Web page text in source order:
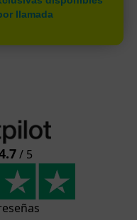
llamada
/ 5